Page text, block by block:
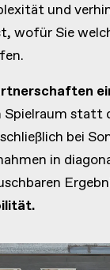
und
wofür Sie
Spielraum statt
bei
in